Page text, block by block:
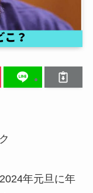
年元旦に年